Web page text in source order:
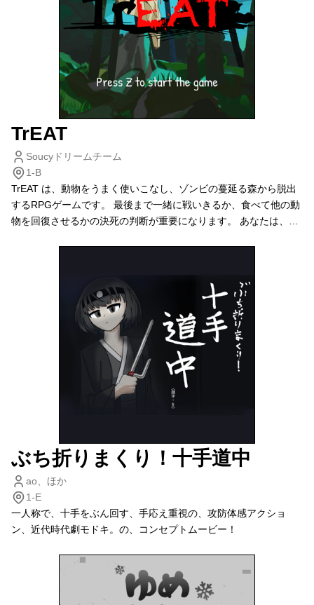
TrEAT
Soucyドリームチーム
1-B
TrEAT は、動物をうまく使いこなし、ゾンビの蔓延る森から脱出
するRPGゲームです。 最後まで一緒に戦いきるか、食べて他の動
物を回復させるかの決死の判断が重要になります。 あなたは、ゾ
ぶち折りまくり！十手道中
ao、ほか
1-E
一人称で、十手をぶん回す、手応え重視の、攻防体感アクショ
ン、近代時代劇モドキ。の、コンセプトムービー！